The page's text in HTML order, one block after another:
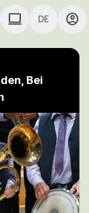
COMPUTER
computer DE account_circle
Bei
close